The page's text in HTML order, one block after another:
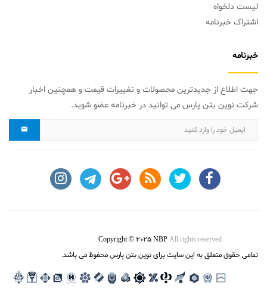
لیست دلخواه
اشتراک خبرنامه
خبرنامه
جهت اطلاع از جدیدترین محصولات و تغییرات قیمت و همچنین اخبار
شرکت نوین بتن پارس می توانید در خبرنامه عضو شوید.
Copyright © 2025 NBPAll rights reserved
تمامی حقوق متعلق به این سایت برای نوین بتن پارس محفوظ می باشد.